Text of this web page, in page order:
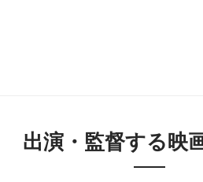
出演・監督する映